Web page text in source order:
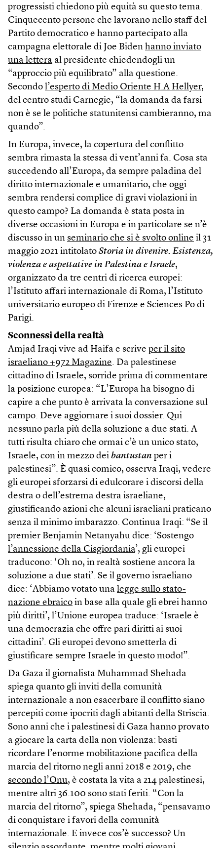
progressisti chiedono più equità su questo tema.
Cinquecento persone che lavorano nello staff del
Partito democratico e hanno partecipato alla
campagna elettorale di Joe Biden hanno inviato
una lettera al presidente chiedendogli un
“approccio più equilibrato” alla questione.
Secondo l’esperto di Medio Oriente H.A Hellyer,
del centro studi Carnegie, “la domanda da farsi
non è se le politiche statunitensi cambieranno, ma
quando”.
In Europa, invece, la copertura del conflitto
sembra rimasta la stessa di vent’anni fa. Cosa sta
succedendo all’Europa, da sempre paladina del
diritto internazionale e umanitario, che oggi
sembra rendersi complice di gravi violazioni in
questo campo? La domanda è stata posta in
diverse occasioni in Europa e in particolare se n’è
discusso in un seminario che si è svolto online il 31
maggio 2021 intitolato Storia in divenire. Esistenza,
violenza e aspettative in Palestina e Israele,
organizzato da tre centri di ricerca europei:
l’Istituto affari internazionale di Roma, l’Istituto
universitario europeo di Firenze e Sciences Po di
Parigi.
Sconnessi della realtà
Amjad Iraqi vive ad Haifa e scrive per il sito
israeliano +972 Magazine. Da palestinese
cittadino di Israele, sorride prima di commentare
la posizione europea: “L’Europa ha bisogno di
capire a che punto è arrivata la conversazione sul
campo. Deve aggiornare i suoi dossier. Qui
nessuno parla più della soluzione a due stati. A
tutti risulta chiaro che ormai c’è un unico stato,
Israele, con in mezzo dei bantustan per i
palestinesi”. È quasi comico, osserva Iraqi, vedere
gli europei sforzarsi di edulcorare i discorsi della
destra o dell’estrema destra israeliane,
giustificando azioni che alcuni israeliani praticano
senza il minimo imbarazzo. Continua Iraqi: “Se il
premier Benjamin Netanyahu dice: ‘Sostengo
l’annessione della Cisgiordania’, gli europei
traducono: ‘Oh no, in realtà sostiene ancora la
soluzione a due stati’. Se il governo israeliano
dice: ‘Abbiamo votato una legge sullo stato-
nazione ebraico in base alla quale gli ebrei hanno
più diritti’, l’Unione europea traduce: ‘Israele è
una democrazia che offre pari diritti ai suoi
cittadini’. Gli europei devono smetterla di
giustificare sempre Israele in questo modo!”.
Da Gaza il giornalista Muhammad Shehada
spiega quanto gli inviti della comunità
internazionale a non esacerbare il conflitto siano
percepiti come ipocriti dagli abitanti della Striscia.
Sono anni che i palestinesi di Gaza hanno provato
a giocare la carta della non violenza: basti
ricordare l’enorme mobilitazione pacifica della
marcia del ritorno negli anni 2018 e 2019, che
secondo l’Onu, è costata la vita a 214 palestinesi,
mentre altri 36.100 sono stati feriti. “Con la
marcia del ritorno”, spiega Shehada, “pensavamo
di conquistare i favori della comunità
internazionale. E invece cos’è successo? Un